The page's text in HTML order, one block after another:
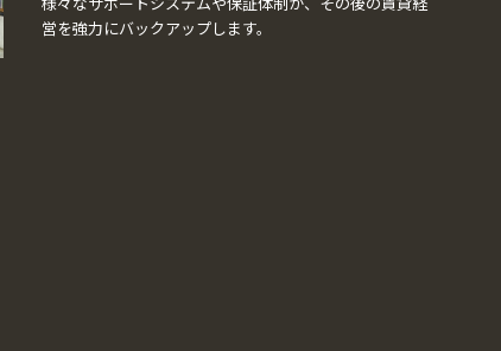
様々なサポートシステムや保証体制が、その後の賃貸経
営を強力にバックアップします。